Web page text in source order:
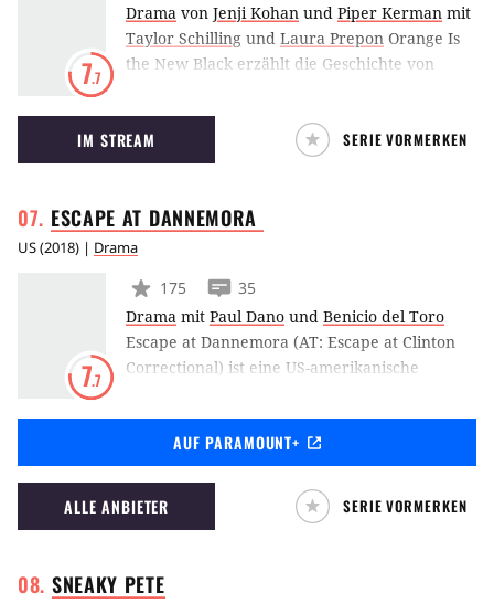
7.7
Drama von Jenji Kohan und Piper Kerman mit
Taylor Schilling und Laura Prepon Orange Is
the New Black erzählt die Geschichte von
eigentlich geradlinig verlaufendes Leben in
New York gegen eine Zeit im Gefängnis
eintauschen muss, da sie in einer früheren
einmal selbst kriminell geworden war.
IM STREAM SERIE VORMERKEN
ESCAPE AT DANNEMORA
US(2018) | Drama
7.7
175
35
Drama mit Paul Dano und Benicio del Toro
Escape at Dannemora (AT: Escape at Clinton
Correctional) ist eine US-amerikanische
Handlung dreht sich um zwei Insassen, denen
der Ausbruch aus dem
Hochsicherheitsgefängnis Clinton Correction
Facility in New York gelungen ist. Hilfe
bekamen sie von einer Wärterin, zu der die
AUF PARAMOUNT+
ALLE ANBIETER SERIE VORMERKEN
SNEAKY PETE